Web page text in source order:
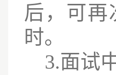
后，可
时。
3.面试